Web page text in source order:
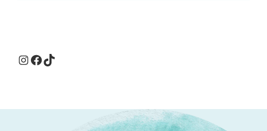
Instagram Facebook TikTok